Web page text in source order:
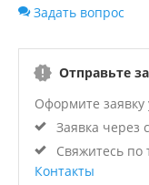
Задать вопрос
Отправьте
Оформите
Заявка через
Свяжитесь по
Контакты